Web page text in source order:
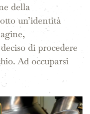
della
un’identità
di procedere
Ad occuparsi